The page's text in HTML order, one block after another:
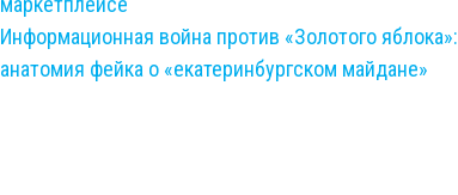
Информационная война против «Золотого яблока»:
анатомия фейка о «екатеринбургском майдане»